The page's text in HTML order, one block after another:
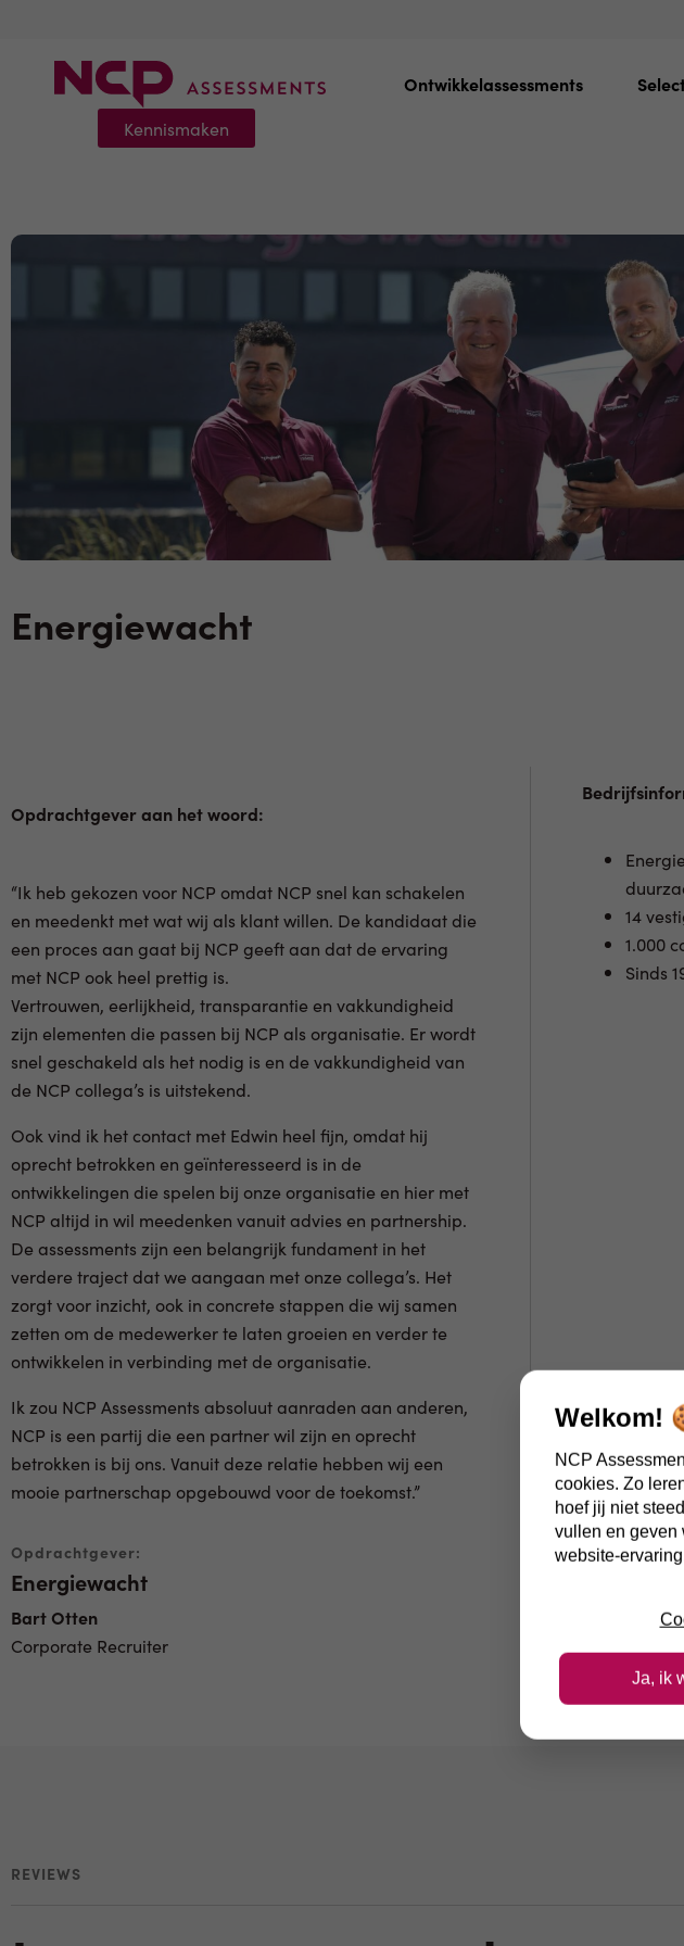
Ontwikkelassessments
Kennismaken
Energiewacht
Opdrachtgever aan het woord:
“Ik heb gekozen voor NCP omdat NCP snel kan schakelen
en meedenkt met wat wij als klant willen. De kandidaat die
een proces aan gaat bij NCP geeft aan dat de ervaring
met NCP ook heel prettig is.
Vertrouwen, eerlijkheid, transparantie en vakkundigheid
zijn elementen die passen bij NCP als organisatie. Er wordt
snel geschakeld als het nodig is en de vakkundigheid van
de NCP collega’s is uitstekend.
Ook vind ik het contact met Edwin heel fijn, omdat hij
oprecht betrokken en geïnteresseerd is in de
ontwikkelingen die spelen bij onze organisatie en hier met
NCP altijd in wil meedenken vanuit advies en partnership.
De assessments zijn een belangrijk fundament in het
verdere traject dat we aangaan met onze collega’s. Het
zorgt voor inzicht, ook in concrete stappen die wij samen
zetten om de medewerker te laten groeien en verder te
ontwikkelen in verbinding met de organisatie.
Ik zou NCP Assessments absoluut aanraden aan anderen,
NCP is een partij die een partner wil zijn en oprecht
betrokken is bij ons. Vanuit deze relatie hebben wij een
mooie partnerschap opgebouwd voor de toekomst.”
Opdrachtgever:
Energiewacht
Bart Otten
Corporate Recruiter
14
1.000
Sinds
REVIEWS
Welkom!
NCP
cookies. Zo
hoef jij niet
vullen en geven
website-
Ja, ik